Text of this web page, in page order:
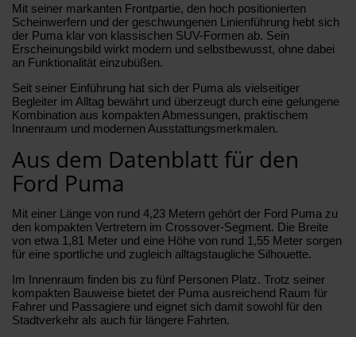
Mit seiner markanten Frontpartie, den hoch positionierten
Scheinwerfern und der geschwungenen Linienführung hebt sich
der Puma klar von klassischen SUV-Formen ab. Sein
Erscheinungsbild wirkt modern und selbstbewusst, ohne dabei
an Funktionalität einzubüßen.
Seit seiner Einführung hat sich der Puma als vielseitiger
Begleiter im Alltag bewährt und überzeugt durch eine gelungene
Kombination aus kompakten Abmessungen, praktischem
Innenraum und modernen Ausstattungsmerkmalen.
Aus dem Datenblatt für den
Ford Puma
Mit einer Länge von rund 4,23 Metern gehört der Ford Puma zu
den kompakten Vertretern im Crossover-Segment. Die Breite
von etwa 1,81 Meter und eine Höhe von rund 1,55 Meter sorgen
für eine sportliche und zugleich alltagstaugliche Silhouette.
Im Innenraum finden bis zu fünf Personen Platz. Trotz seiner
kompakten Bauweise bietet der Puma ausreichend Raum für
Fahrer und Passagiere und eignet sich damit sowohl für den
Stadtverkehr als auch für längere Fahrten.